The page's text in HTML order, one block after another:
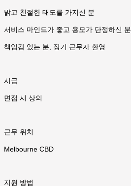
밝고 친절한 태도를 가지신 분
서비스 마인드가 좋고 용모가 단정하신 분
책임감 있는 분, 장기 근무자 환영
시급
면접 시 상의
근무 위치
Melbourne CBD
지원 방법